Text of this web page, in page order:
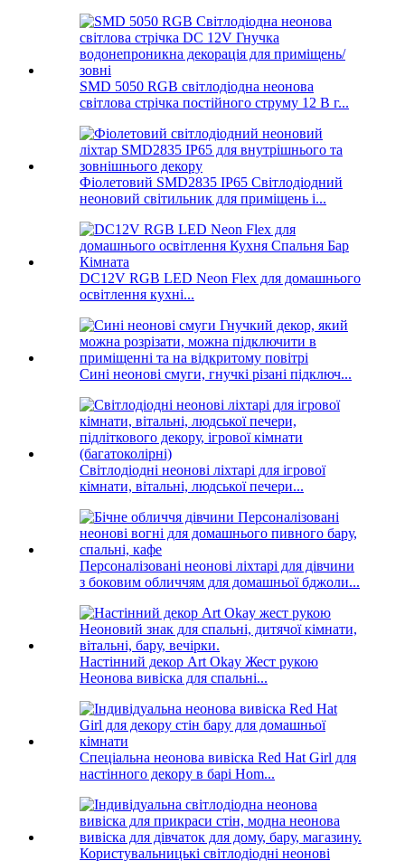
SMD 5050 RGB світлодіодна неонова
світлова стрічка постійного струму 12 В г...
Фіолетовий SMD2835 IP65 Світлодіодний
неоновий світильник для приміщень і...
DC12V RGB LED Neon Flex для домашнього
освітлення кухні...
Сині неонові смуги, гнучкі різані підключ...
Світлодіодні неонові ліхтарі для ігрової
кімнати, вітальні, людської печери...
Персоналізовані неонові ліхтарі для дівчини
з боковим обличчям для домашньої бджоли...
Настінний декор Art Okay Жест рукою
Неонова вивіска для спальні...
Спеціальна неонова вивіска Red Hat Girl для
настінного декору в барі Hom...
Користувальницькі світлодіодні неонові